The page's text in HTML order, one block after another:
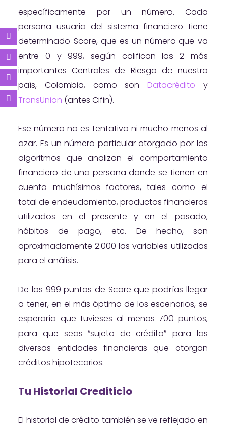
específicamente por un número. Cada
persona usuaria del sistema financiero tiene
determinado Score, que es un número que va
entre 0 y 999, según califican las 2 más
importantes Centrales de Riesgo de nuestro
país, Colombia, como son Datacrédito y
TransUnion (antes Cifin).
Ese número no es tentativo ni mucho menos al
azar. Es un número particular otorgado por los
algoritmos que analizan el comportamiento
financiero de una persona donde se tienen en
cuenta muchísimos factores, tales como el
total de endeudamiento, productos financieros
utilizados en el presente y en el pasado,
hábitos de pago, etc. De hecho, son
aproximadamente 2.000 las variables utilizadas
para el análisis.
De los 999 puntos de Score que podrías llegar
a tener, en el más óptimo de los escenarios, se
esperaría que tuvieses al menos 700 puntos,
para que seas “sujeto de crédito” para las
diversas entidades financieras que otorgan
créditos hipotecarios.
Tu Historial Crediticio
El historial de crédito también se ve reflejado en